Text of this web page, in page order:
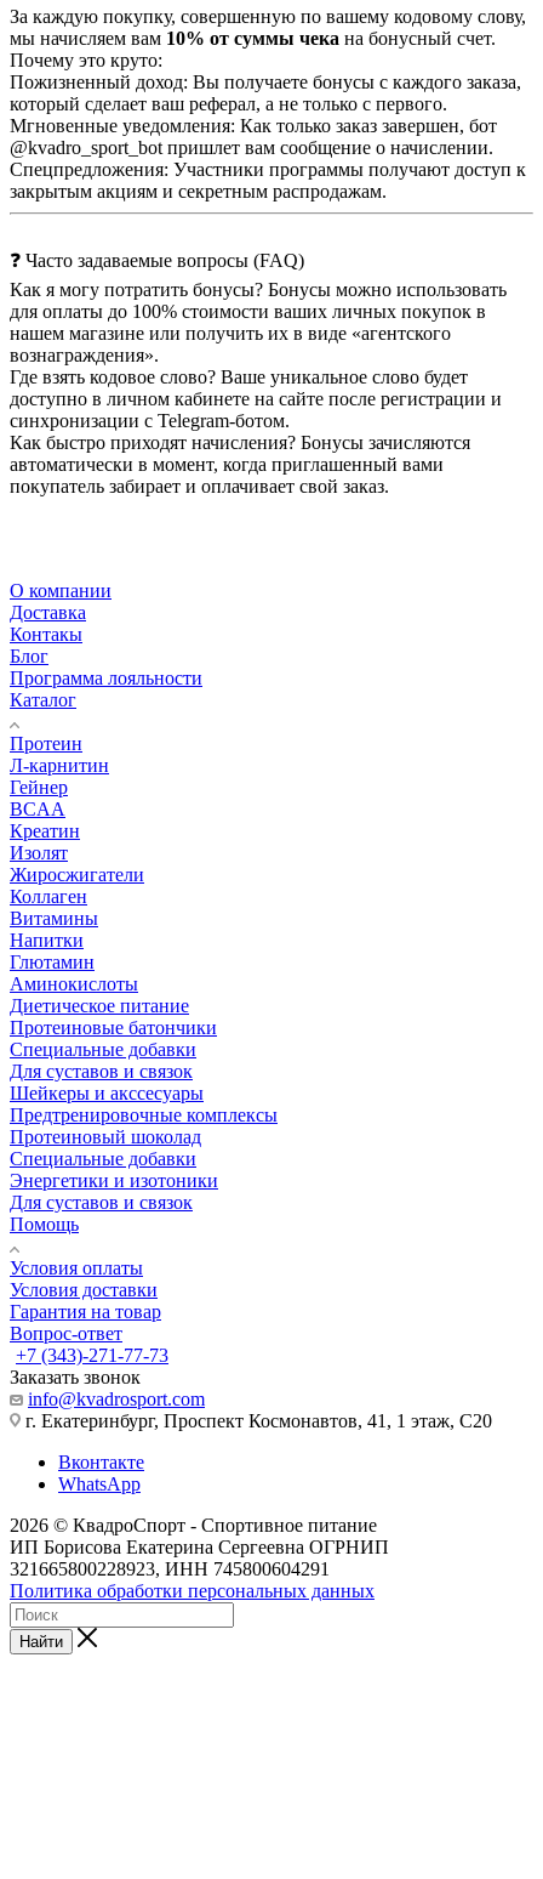
За каждую покупку, совершенную по вашему кодовому слову,
мы начисляем вам 10% от суммы чека на бонусный счет.
Почему это круто:
Пожизненный доход: Вы получаете бонусы с каждого заказа,
который сделает ваш реферал, а не только с первого.
Мгновенные уведомления: Как только заказ завершен, бот
@kvadro_sport_bot пришлет вам сообщение о начислении.
Спецпредложения: Участники программы получают доступ к
закрытым акциям и секретным распродажам.
❓ Часто задаваемые вопросы (FAQ)
Как я могу потратить бонусы? Бонусы можно использовать
для оплаты до 100% стоимости ваших личных покупок в
нашем магазине или получить их в виде «агентского
вознаграждения».
Где взять кодовое слово? Ваше уникальное слово будет
доступно в личном кабинете на сайте после регистрации и
синхронизации с Telegram-ботом.
Как быстро приходят начисления? Бонусы зачисляются
автоматически в момент, когда приглашенный вами
покупатель забирает и оплачивает свой заказ.
О компании
Доставка
Контакы
Блог
Программа лояльности
Каталог
Протеин
Л-карнитин
Гейнер
BCAA
Креатин
Изолят
Жиросжигатели
Коллаген
Витамины
Напитки
Глютамин
Аминокислоты
Диетическое питание
Протеиновые батончики
Специальные добавки
Для суставов и связок
Шейкеры и акссесуары
Предтренировочные комплексы
Протеиновый шоколад
Специальные добавки
Энергетики и изотоники
Для суставов и связок
Помощь
Условия оплаты
Условия доставки
Гарантия на товар
Вопрос-ответ
+7 (343)-271-77-73
Заказать звонок
info@kvadrosport.com
г. Екатеринбург, Проспект Космонавтов, 41, 1 этаж, С20
Вконтакте
WhatsApp
2026 © КвадроСпорт - Спортивное питание
ИП Борисова Екатерина Сергеевна ОГРНИП
321665800228923, ИНН 745800604291
Политика обработки персональных данных
Найти